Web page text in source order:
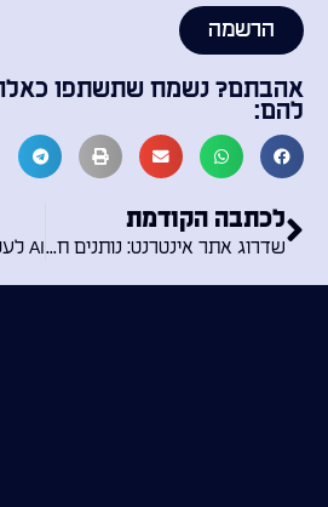
הרשמה
אהבתם? נשמח שתשתפו כאלה
להם:
לכתבה הקודמת
שדרוג אתר אינטרנט: נותנים חיים חדשים לאתר הישן שלכם